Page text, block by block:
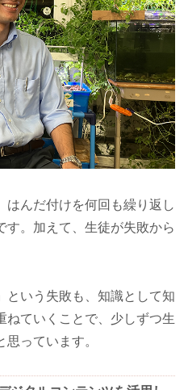
はんだ付けを何回も繰り返し
す。加えて、生徒が失敗から
という失敗も、知識として知
ねていくことで、少しずつ生
っています。